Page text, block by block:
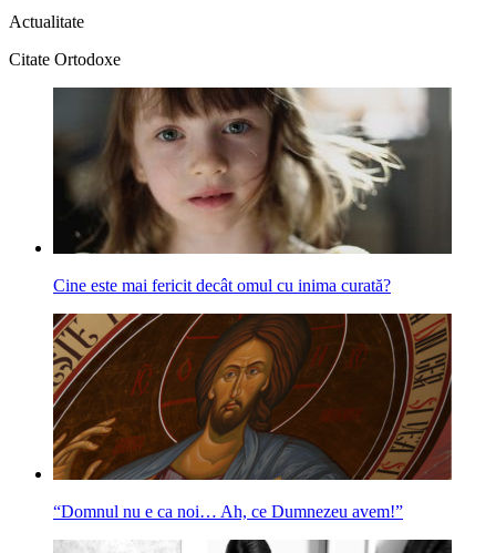
Actualitate
Citate Ortodoxe
Cine este mai fericit decât omul cu inima curată?
“Domnul nu e ca noi… Ah, ce Dumnezeu avem!”